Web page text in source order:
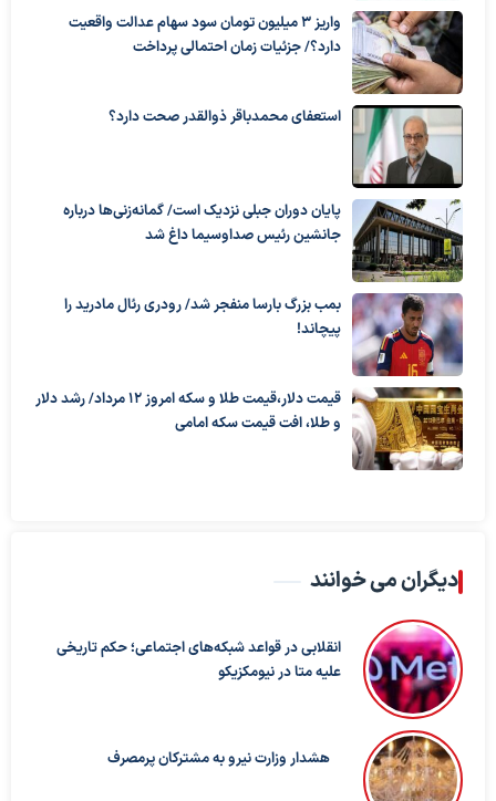
واریز ۳ میلیون تومان سود سهام عدالت واقعیت
دارد؟/ جزئیات زمان احتمالی پرداخت
استعفای محمدباقر ذوالقدر صحت دارد؟
پایان دوران جبلی نزدیک است/ گمانه‌زنی‌ها درباره
جانشین رئیس صداوسیما داغ شد
بمب بزرگ بارسا منفجر شد/ رودری رئال مادرید را
پیچاند!
قیمت دلار،قیمت طلا و سکه امروز ۱۲ مرداد/ رشد دلار
و طلا، افت قیمت سکه امامی
دیگران می خوانند
انقلابی در قواعد شبکه‌های اجتماعی؛ حکم تاریخی
علیه متا در نیومکزیکو
هشدار وزارت نیرو به مشترکان پرمصرف